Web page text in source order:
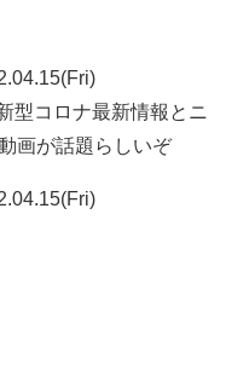
型コロナ最新情報とニ
画が話題らしいぞ